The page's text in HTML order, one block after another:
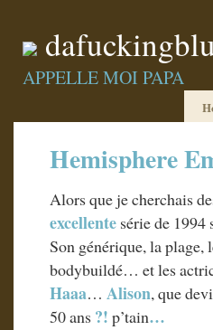
APPELLE MOI PAPA
Hemisphere
Alors que je cherchais
excellente série de
Son générique, la
bodybuildé… et les
Haaa… Alison, que
50 ans ?! p’tain…